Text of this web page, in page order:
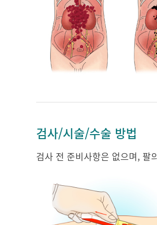
검사/시술/수술 방법
검사 전 준비사항은 없으며, 팔